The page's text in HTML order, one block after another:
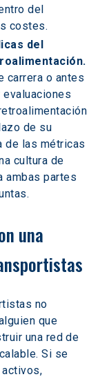
del
costes.
del
carrera o antes
evaluaciones
de su
de las métricas
cultura de
ambas partes
una
no
que
una red de
Si se